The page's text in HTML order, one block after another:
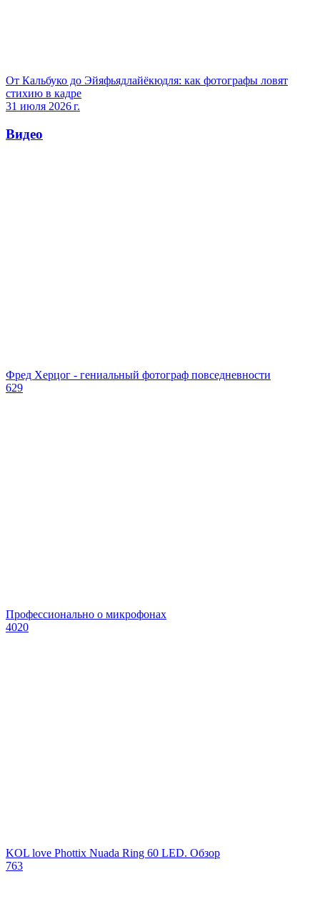
От Кальбуко до Эйяфьядлайёкюдля: как фотографы ловят
стихию в кадре
31 июля 2026 г.
Видео
Фред Херцог - гениальный фотограф повседневности
629
Профессионально о микрофонах
4020
KOL love Phottix Nuada Ring 60 LED. Обзор
763